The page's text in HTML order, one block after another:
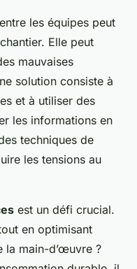
les équipes peut
Elle peut
mauvaises
solution consiste à
et à utiliser des
les informations en
techniques de
les tensions au
est un défi crucial.
en optimisant
la main-d’œuvre ?